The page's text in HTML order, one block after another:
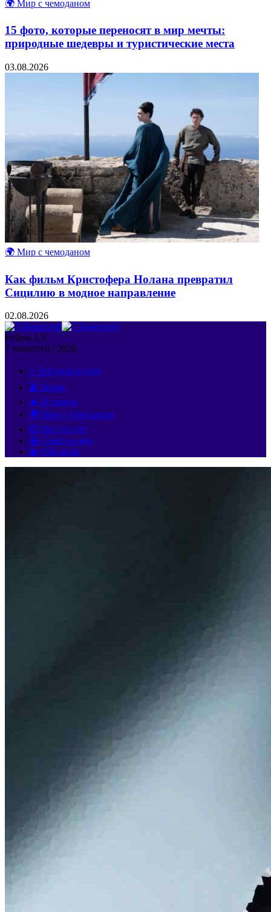
🌍 Мир с чемоданом
15 фото, которые переносят в мир мечты:
природные шедевры и туристические места
03.08.2026
🌍 Мир с чемоданом
Как фильм Кристофера Нолана превратил
Сицилию в модное направление
02.08.2026
Follow US
7 новостей | 2026
⭐ Звёздная кухня
🎬 Экран
🔥 В тренде
🌍 Мир с чемоданом
🤯 Вот это да!
😂 Смех и грех
🧩 Обо всём